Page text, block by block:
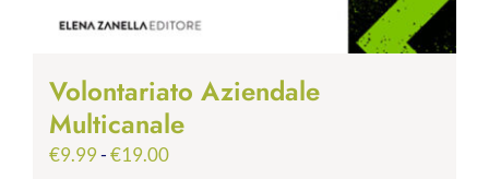
Volontariato Aziendale
Multicanale
€9.99-€19.00Fascia